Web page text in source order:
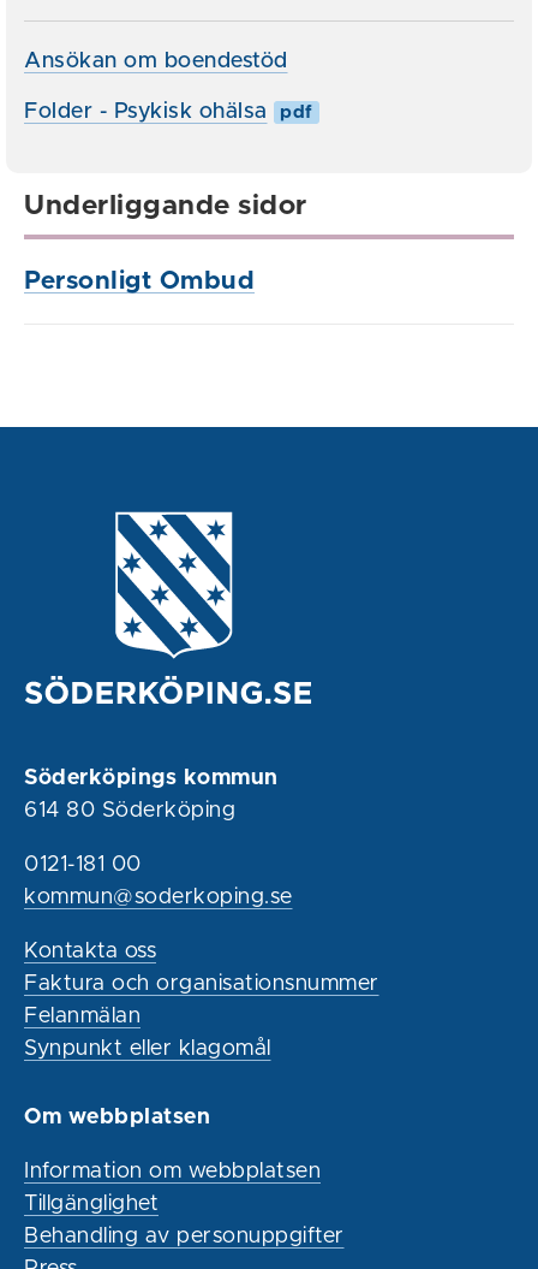
Ansökan om boendestöd
Folder - Psykisk ohälsa pdf
Underliggande sidor
Personligt Ombud
Söderköpings kommun
614 80 Söderköping
0121-181 00
kommun@soderkoping.se
Kontakta oss
Faktura och organisationsnummer
Felanmälan
Synpunkt eller klagomål
Om webbplatsen
Information om webbplatsen
Tillgänglighet
Behandling av personuppgifter